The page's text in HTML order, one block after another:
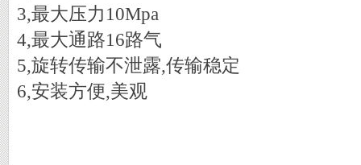
3,最大压力10Mpa
4,最大通路16路气
5,旋转传输不泄露,传输稳定
6,安装方便,美观